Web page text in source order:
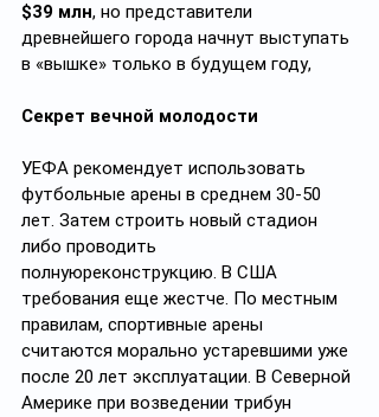
$39 млн, но представители
древнейшего города начнут выступать
в «вышке» только в будущем году,
Секрет вечной молодости
УЕФА рекомендует использовать
футбольные арены в среднем 30-50
лет. Затем строить новый стадион
либо проводить
полнуюреконструкцию. В США
требования еще жестче. По местным
правилам, спортивные арены
считаются морально устаревшими уже
после 20 лет эксплуатации. В Северной
Америке при возведении трибун